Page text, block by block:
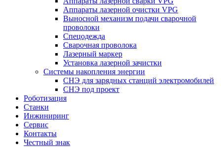
Аппараты лазерной очистки VPG
Выносной механизм подачи сварочной
проволоки
Спецодежда
Сварочная проволока
Лазерный маркер
Установка лазерной зачистки
Системы накопления энергии
СНЭ для зарядных станций электромобилей
СНЭ под проект
Роботизация
Станки
Инжиниринг
Сервис
Контакты
Честный знак